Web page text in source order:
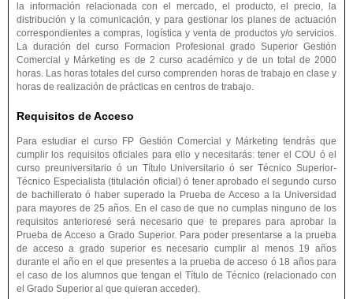
la información relacionada con el mercado, el producto, el precio, la
distribución y la comunicación, y para gestionar los planes de actuación
correspondientes a compras, logística y venta de productos y/o servicios.
La duración del curso Formacion Profesional grado Superior Gestión
Comercial y Márketing es de 2 curso académico y de un total de 2000
horas. Las horas totales del curso comprenden horas de trabajo en clase y
horas de realización de prácticas en centros de trabajo.
Requisitos de Acceso
Para estudiar el curso FP Gestión Comercial y Márketing tendrás que
cumplir los requisitos oficiales para ello y necesitarás: tener el COU ó el
curso preuniversitario ó un Título Universitario ó ser Técnico Superior-
Técnico Especialista (titulación oficial) ó tener aprobado el segundo curso
de bachillerato ó haber superado la Prueba de Acceso a la Universidad
para mayores de 25 años. En el caso de que no cumplas ninguno de los
requisitos anterioresé será necesario que te prepares para aprobar la
Prueba de Acceso a Grado Superior. Para poder presentarse a la prueba
de acceso a grado superior es necesario cumplir al menos 19 años
durante el año en el que presentes a la prueba de acceso ó 18 años para
el caso de los alumnos que tengan el Título de Técnico (relacionado con
el Grado Superior al que quieran acceder).